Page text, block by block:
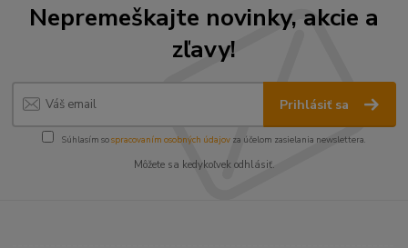
Nepremeškajte novinky, akcie a
zľavy!
Prihlásiť sa
Súhlasím sospracovaním osobných údajov za účelom zasielania newslettera.
Môžete sa kedykoľvek odhlásiť.